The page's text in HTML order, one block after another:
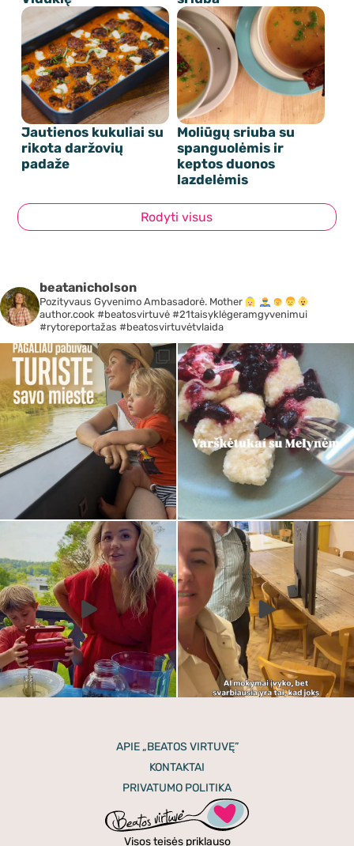
Jautienos kukuliai su
rikota daržovių
padaže
Moliūgų sriuba su
spanguolėmis ir
keptos duonos
lazdelėmis
Rodyti visus
beatanicholson
Pozityvaus Gyvenimo Ambasadorė. Mother
author.cook #beatosvirtuvė #21taisyklėgeramgyvenimui
#rytoreportažas #beatosvirtuvėtvlaida
APIE „BEATOS VIRTUVĘ”
KONTAKTAI
PRIVATUMO POLITIKA
Visos teisės priklauso